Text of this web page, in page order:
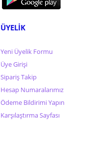
ÜYELİK
Yeni Üyelik Formu
Üye Girişi
Sipariş Takip
Hesap Numaralarımız
Ödeme Bildirimi Yapın
Karşılaştırma Sayfası